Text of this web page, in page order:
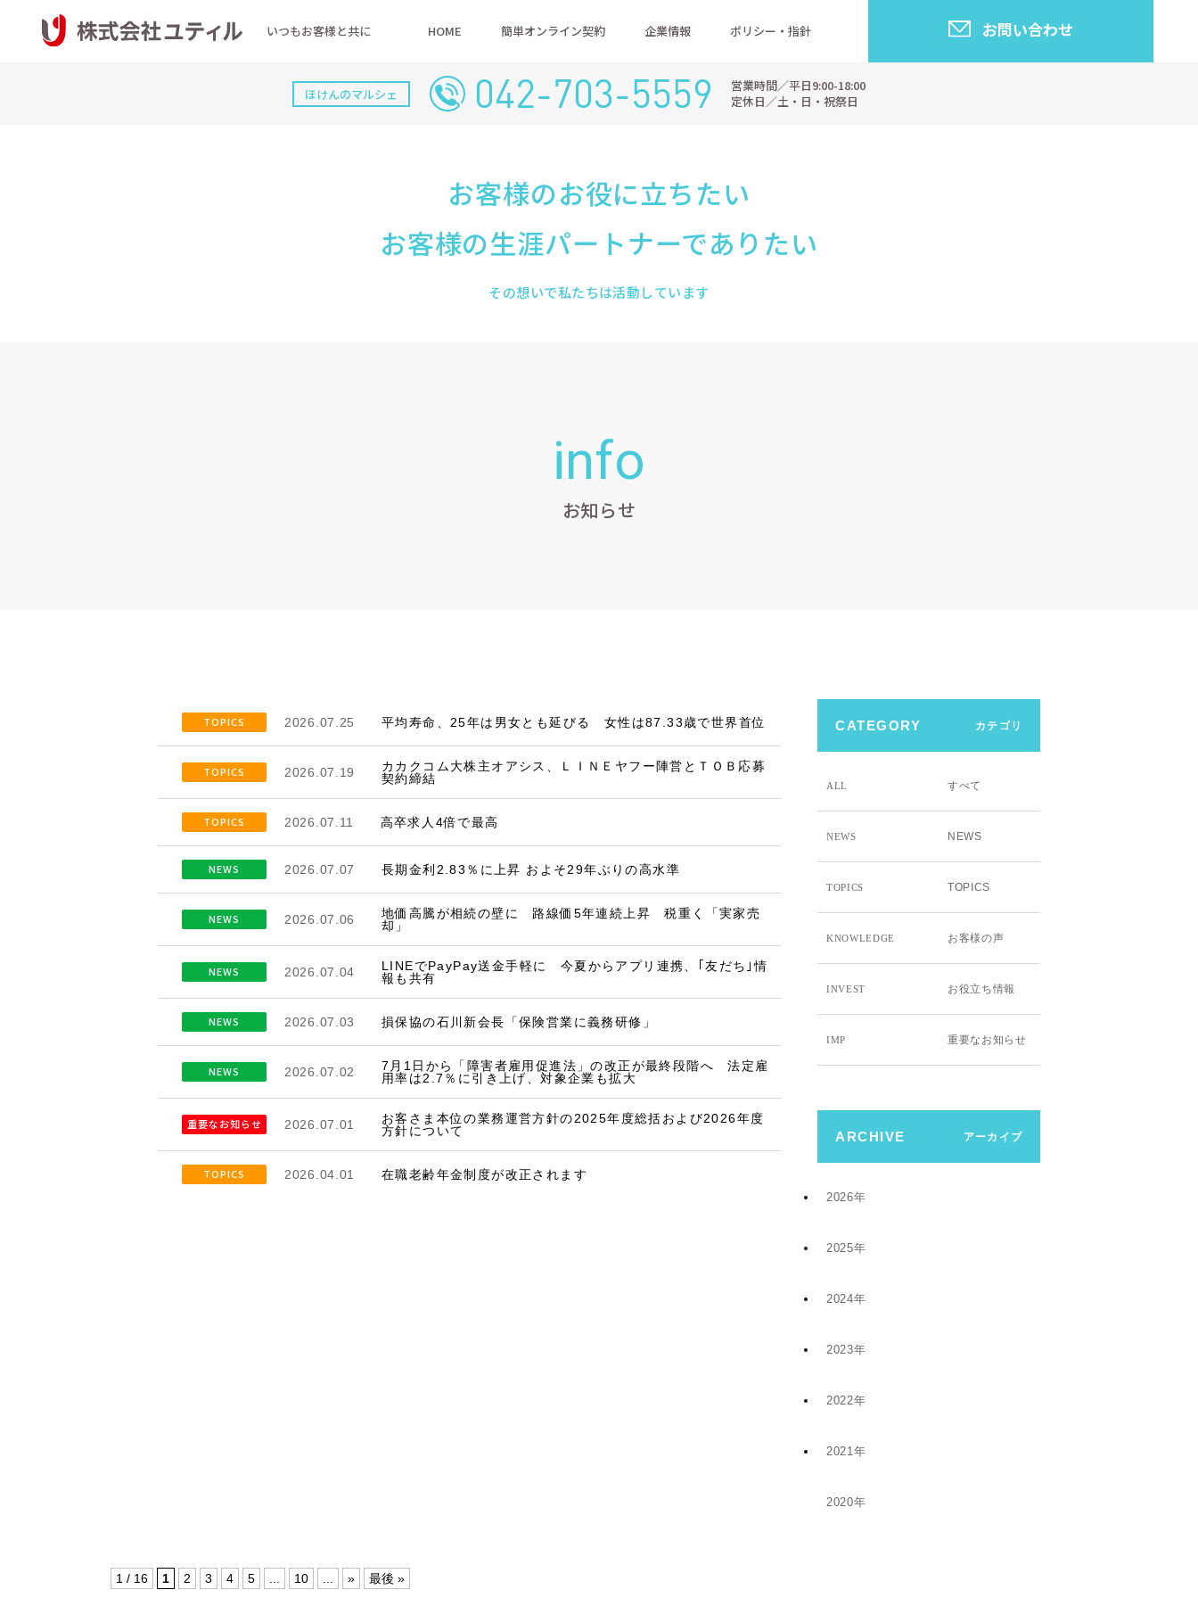
いつもお客様と共に HOME 簡単オンライン契約 企業情報 ポリシー・指針 お問い合わせ
ほけんのマルシェ 042-703-5559
営業時間／平日9:00-18:00
定休日／土・日・祝祭日
お客様のお役に立ちたい
お客様の生涯パートナーでありたい
その想いで私たちは活動しています
info
お知らせ
TOPICS 2026.07.25 平均寿命、25年は男女とも延びる 女性は87.33歳で世界首位
TOPICS 2026.07.19
カカクコム大株主オアシス、ＬＩＮＥヤフー陣営とＴＯＢ応募
契約締結
TOPICS 2026.07.11 高卒求人4倍で最高
NEWS 2026.07.07 長期金利2.83％に上昇 およそ29年ぶりの高水準
NEWS 2026.07.06
地価高騰が相続の壁に 路線価5年連続上昇 税重く「実家売
却」
NEWS 2026.07.04
LINEでPayPay送金手軽に 今夏からアプリ連携、｢友だち｣情
報も共有
NEWS 2026.07.03 損保協の石川新会長「保険営業に義務研修」
NEWS 2026.07.02
7月1日から「障害者雇用促進法」の改正が最終段階へ 法定雇
用率は2.7％に引き上げ、対象企業も拡大
重要なお知らせ 2026.07.01
お客さま本位の業務運営方針の2025年度総括および2026年度
方針について
TOPICS 2026.04.01 在職老齢年金制度が改正されます
CATEGORY カテゴリ
ALL すべて
NEWS NEWS
TOPICS TOPICS
KNOWLEDGE お客様の声
INVEST お役立ち情報
IMP 重要なお知らせ
ARCHIVE アーカイブ
2026年
7月 (9)
4月 (2)
1月 (4)
2025年
12月 (6)
11月 (5)
8月 (1)
6月 (1)
2024年
11月 (8)
5月 (4)
1月 (1)
2023年
10月 (2)
8月 (5)
5月 (5)
2022年
12月 (9)
11月 (19)
2021年
12月 (1)
2020年
1 / 16
1 2 3 4 5 10 » 最後 »